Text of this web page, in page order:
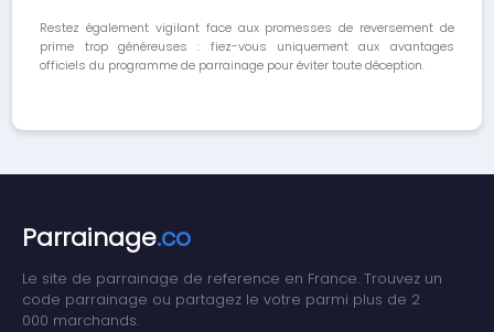
Restez également vigilant face aux promesses de reversement de
prime trop généreuses : fiez-vous uniquement aux avantages
officiels du programme de parrainage pour éviter toute déception.
Parrainage.co
Le site de parrainage de reference en France. Trouvez un
code parrainage ou partagez le votre parmi plus de 2
000 marchands.